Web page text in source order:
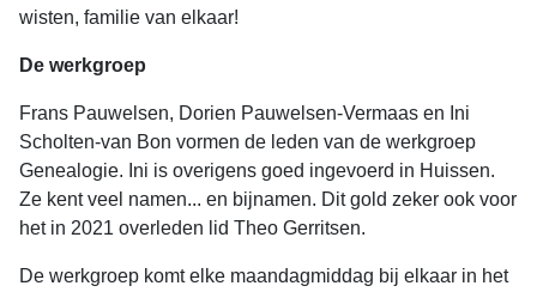
wisten, familie van elkaar!
De werkgroep
Frans Pauwelsen, Dorien Pauwelsen-Vermaas en Ini
Scholten-van Bon vormen de leden van de werkgroep
Genealogie. Ini is overigens goed ingevoerd in Huissen.
Ze kent veel namen... en bijnamen. Dit gold zeker ook voor
het in 2021 overleden lid Theo Gerritsen.
De werkgroep komt elke maandagmiddag bij elkaar in het